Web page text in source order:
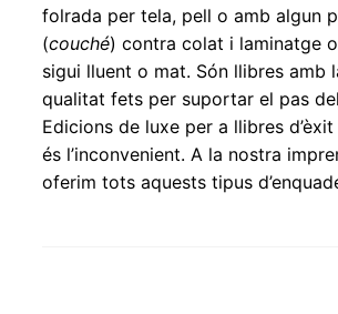
folrada per tela, pell o amb algun
(couché) contra colat i laminatge
sigui lluent o mat. Són llibres amb
qualitat fets per suportar el pas
Edicions de luxe per a llibres
és l’inconvenient. A la nostra
oferim tots aquests tipus